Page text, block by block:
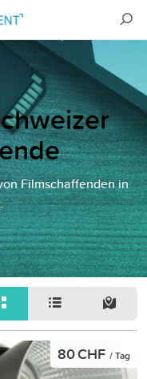
Filmschaffenden in
80 CHF / Tag